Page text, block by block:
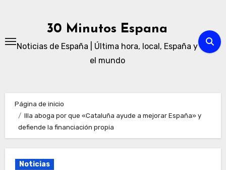
30 Minutos Espana
Noticias de España | Última hora, local, España y
el mundo
Página de inicio
Illa aboga por que «Cataluña ayude a mejorar España» y
defiende la financiación propia
Noticias